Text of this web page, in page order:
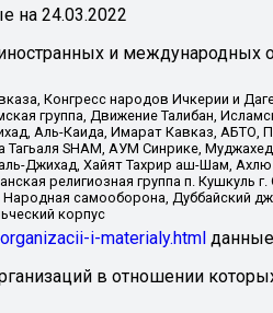
на 24.03.2022
и международных
Конгресс народов Ичкерии и
группа, Движение Талибан,
Аль-Каида, Имарат Кавказ,
SHAM, АУМ Синрике,
Джихад, Хайят Тахрир аш-Шам,
религиозная группа п.
самооборона, Дуббайский
корпус
i-materialy.html
в отношении